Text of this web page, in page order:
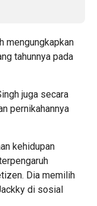
mengungkapkan
tahunnya pada
juga secara
pernikahannya
kehidupan
Dia memilih
di sosial